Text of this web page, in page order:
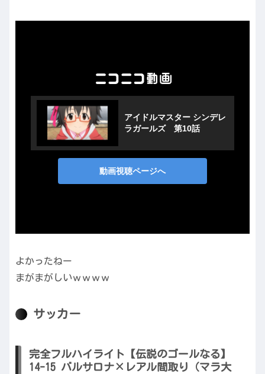
よかったねー
まがまがしいｗｗｗｗ
サッカー
完全フルハイライト【伝説のゴールなる】
14-15 バルサロナ×レアル間取り（マラ大